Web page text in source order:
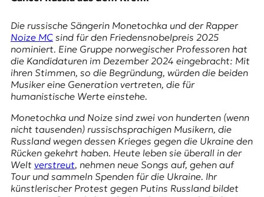
k
o
d
e
r
|
D
E
Die russische Sängerin Monetochkaund der Rapper
Noize MCsind für den Friedensnobelpreis 2025
nominiert. Eine Gruppe norwegischer Professoren hat
die Kandidaturen im Dezember 2024 eingebracht: Mit
ihren Stimmen, so die Begründung, würden die beiden
Musiker eine Generation vertreten, die für
humanistische Werte einstehe.
Monetochka und Noize sind zwei von hunderten (wenn
nicht tausenden) russischsprachigen Musikern, die
Russland wegen dessen Krieges gegen die Ukraine den
Rücken gekehrt haben. Heute leben sie überall in der
Welt verstreut, nehmen neue Songs auf, gehen auf
Tour und sammeln Spenden für die Ukraine. Ihr
künstlerischer Protest gegen Putins Russland bildet